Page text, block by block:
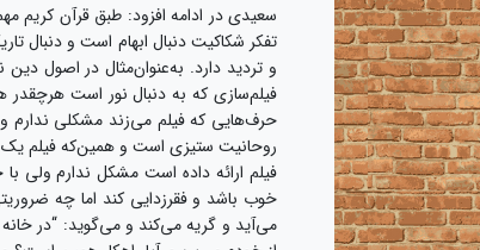
سعیدی در ادامه افزود: طبق قرآن کریم
تفکر شکاکیت دنبال ابهام است و
و تردید دارد. به‌عنوان‌مثال در اصول دین
فیلم‌سازی که به دنبال نور است
حرف‌هایی که فیلم می‌زند مشکلی ندارم
روحانیت ستیزی است و همین‌که فیلم یک
فیلم ارائه داده است مشکل ندارم ولی
خوب باشد و فقرزدایی کند اما چه
می‌آید و گریه می‌کند و می‌گوید: “در